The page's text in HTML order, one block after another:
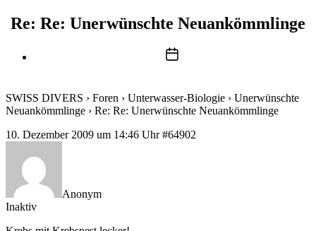
Re: Re: Unerwünschte Neuankömmlinge
Beitragsdatum
SWISS DIVERS › Foren › Unterwasser-Biologie › Unerwünschte
Neuankömmlinge › Re: Re: Unerwünschte Neuankömmlinge
10. Dezember 2009 um 14:46 Uhr #64902
Anonym
Inaktiv